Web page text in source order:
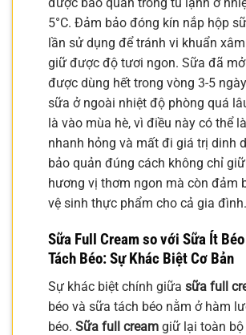
được bảo quản trong tủ lạnh ở
5°C. Đảm bảo đóng kín nắp hộp
lần sử dụng để tránh vi khuẩn
giữ được độ tươi ngon. Sữa đã
được dùng hết trong vòng 3-5
sữa ở ngoài nhiệt độ phòng quá
là vào mùa hè, vì điều này có thể
nhanh hỏng và mất đi giá trị dinh
bảo quản đúng cách không chỉ
hương vị thơm ngon mà còn đảm
vệ sinh thực phẩm cho cả gia đình.
Sữa Full Cream so với Sữa Ít
Tách Béo: Sự Khác Biệt Cơ Bản
Sự khác biệt chính giữa sữa full
béo và sữa tách béo nằm ở hàm
béo. Sữa full cream giữ lại toàn